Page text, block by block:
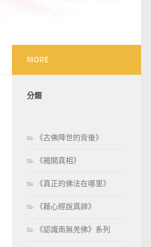
MORE
分類
《古佛降世的背後》
《揭開真相》
《真正的佛法在哪里》
《藉心經說真諦》
《認識南無羌佛》系列